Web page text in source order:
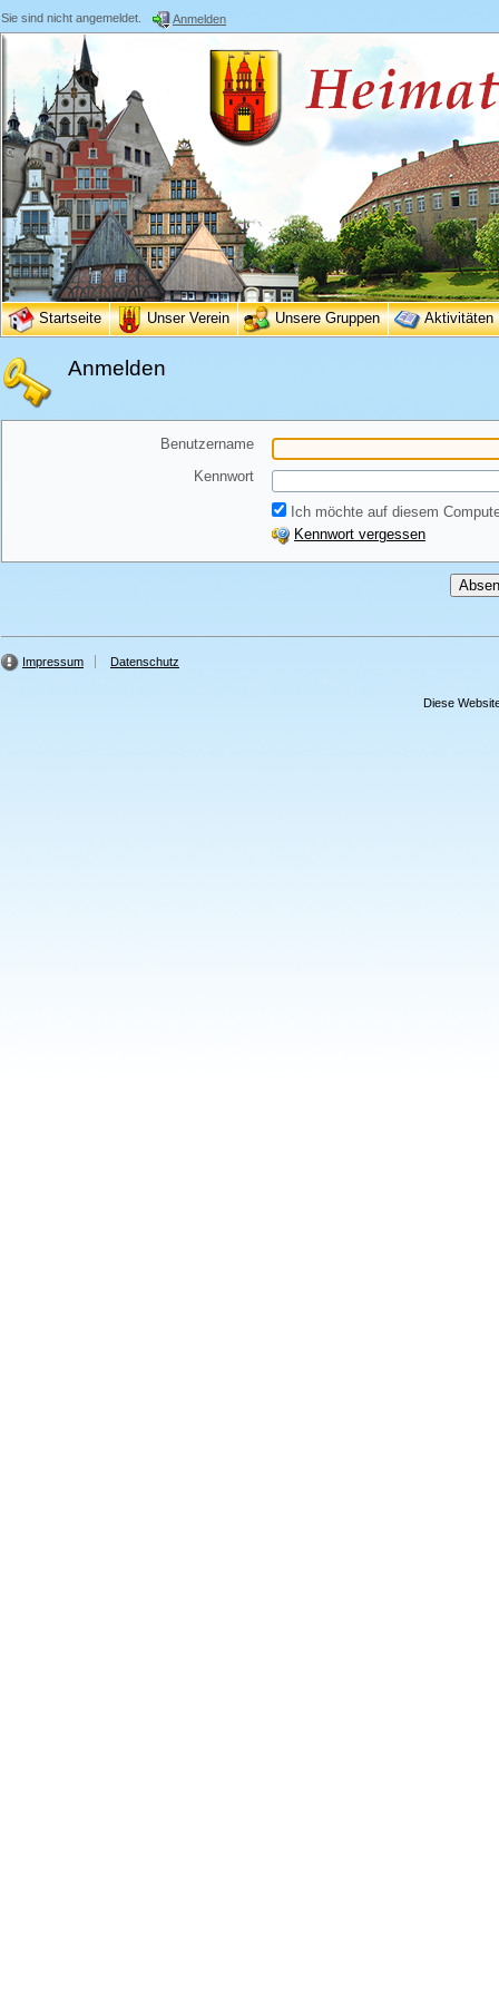
Sie sind nicht angemeldet. Anmelden
Startseite Unser Verein Unsere Gruppen Aktivitäten
Anmelden
Benutzername
Kennwort
Ich möchte auf diesem
Kennwort vergessen
Impressum Datenschutz
Diese